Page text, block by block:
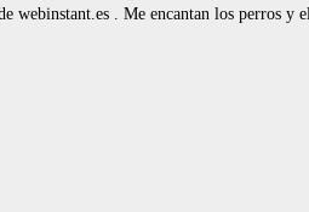
. Me encantan los perros y